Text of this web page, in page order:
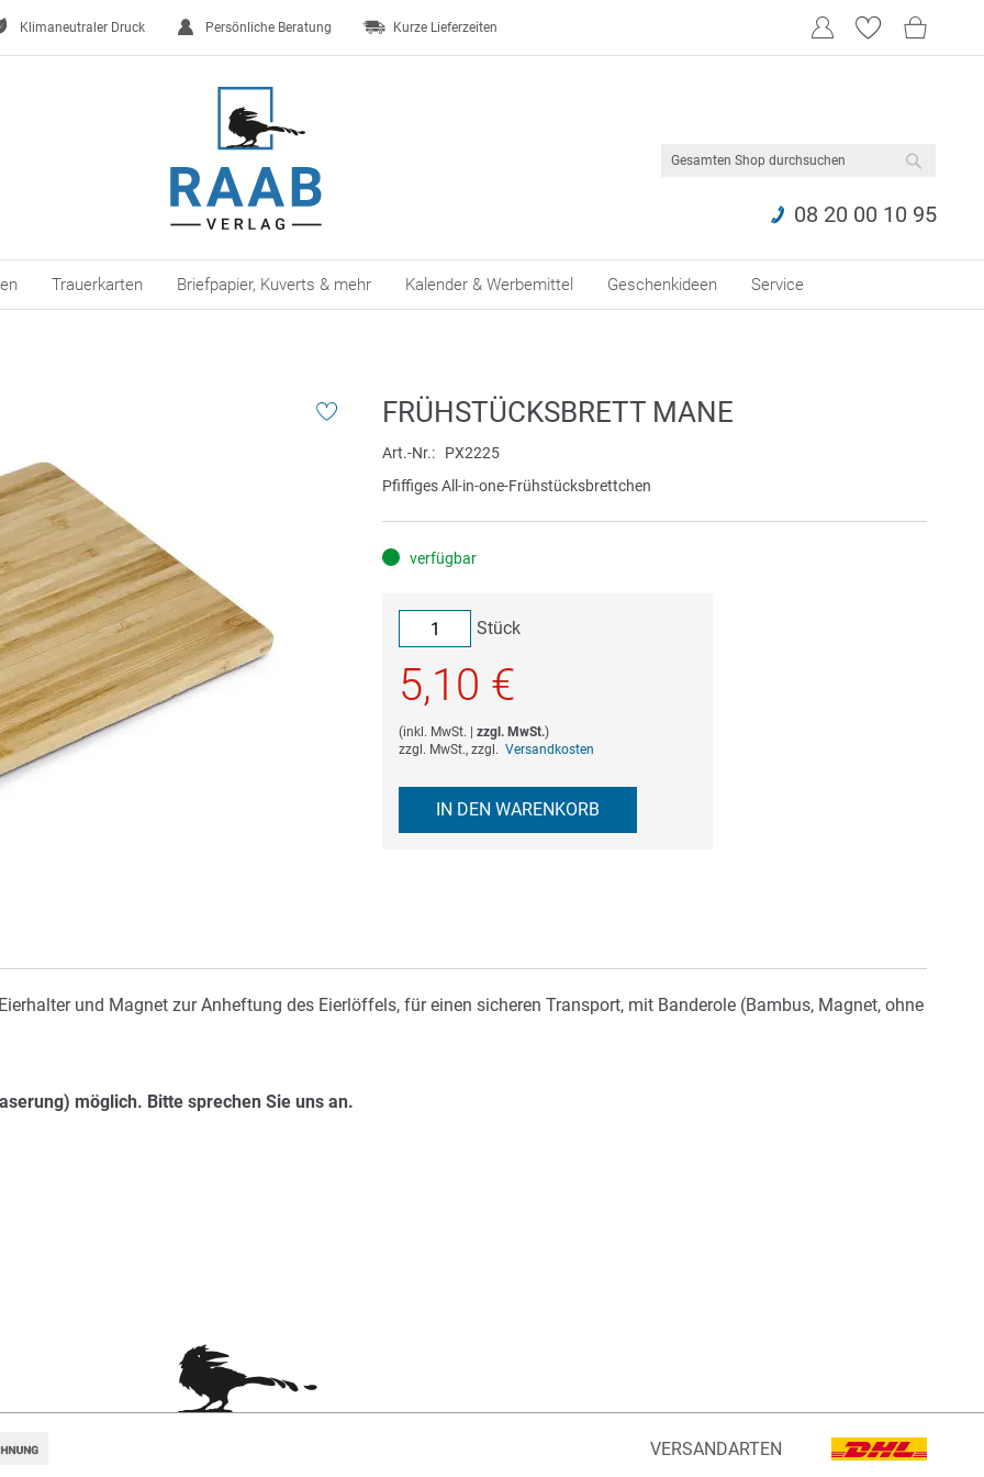
Klimaneutraler Druck Persönliche Beratung Kurze Lieferzeiten
08 20 00 10 95
Trauerkarten Briefpapier, Kuverts & mehr Kalender & Werbemittel Geschenkideen Service
FRÜHSTÜCKSBRETT MANE
Art.-Nr.
PX2225
Pfiffiges All-in-one-Frühstücksbrettchen
verfügbar
Stück
5,10 €
(inkl. MwSt. zzgl. MwSt.)
zzgl. MwSt., zzgl. Versandkosten
IN DEN WARENKORB
und Magnet zur Anheftung des Eierlöffels, für einen sicheren Transport, mit Banderole (Bambus, Magnet, ohne
möglich. Bitte sprechen Sie uns an.
VERSANDARTEN